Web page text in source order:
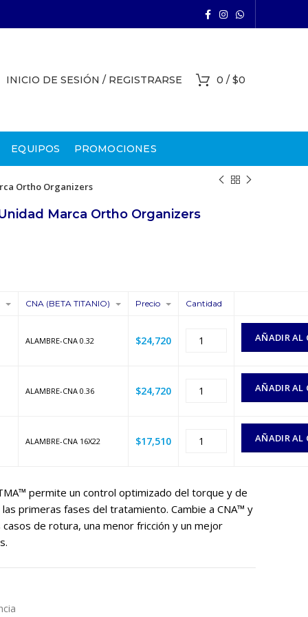
INICIO DE SESIÓN / REGISTRARSE 0 / $0
EQUIPOS
PROMOCIONES
Ortho Organizers
Marca Ortho Organizers
CNA (BETA TITANIO) Precio Cantidad
ALAMBRE-CNA 0.32 $24,720 AÑADIR AL
ALAMBRE-CNA 0.36 $24,720 AÑADIR AL
ALAMBRE-CNA 16X22 $17,510 AÑADIR AL
permite un control optimizado del torque y de
primeras fases del tratamiento. Cambie a CNA™ y
de rotura, una menor fricción y un mejor